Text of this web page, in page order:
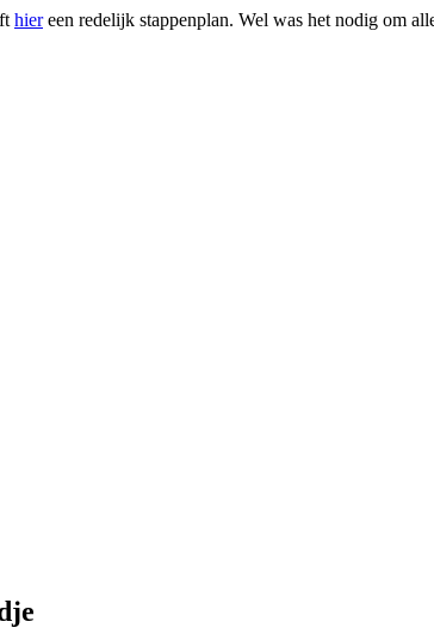
hiereen redelijk stappenplan. Wel was het nodig om